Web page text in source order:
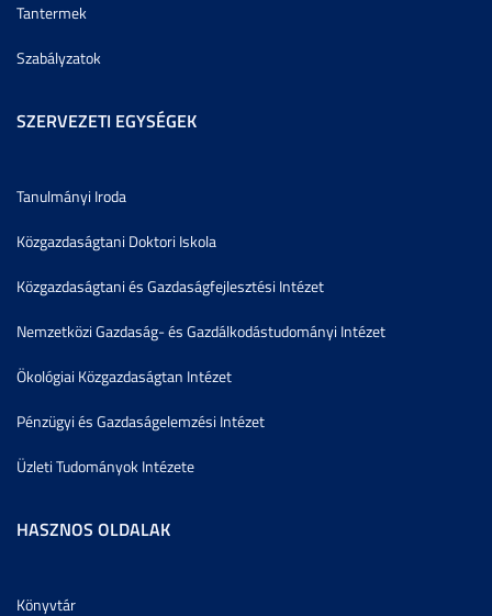
Tantermek
Szabályzatok
SZERVEZETI EGYSÉGEK
Tanulmányi Iroda
Közgazdaságtani Doktori Iskola
Közgazdaságtani és Gazdaságfejlesztési Intézet
Nemzetközi Gazdaság- és Gazdálkodástudományi Intézet
Ökológiai Közgazdaságtan Intézet
Pénzügyi és Gazdaságelemzési Intézet
Üzleti Tudományok Intézete
HASZNOS OLDALAK
Könyvtár